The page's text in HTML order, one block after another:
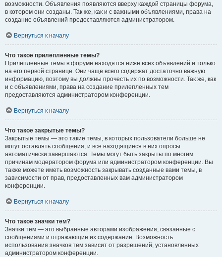
возможности. Объявления появляются вверху каждой страницы форума,
в котором они созданы. Так же, как и с важными объявлениями, права на
создание объявлений предоставляются администратором.
Вернуться к началу
Что такое прилепленные темы?
Прилепленные темы в форуме находятся ниже всех объявлений и только
на его первой странице. Они чаще всего содержат достаточно важную
информацию, поэтому вы должны прочесть их по возможности. Так же, как
и с объявлениями, права на создание прилепленных тем
предоставляются администратором конференции.
Вернуться к началу
Что такое закрытые темы?
Закрытые темы — это такие темы, в которых пользователи больше не
могут оставлять сообщения, и все находящиеся в них опросы
автоматически завершаются. Темы могут быть закрыты по многим
причинам модератором форума или администратором конференции. Вы
также можете иметь возможность закрывать созданные вами темы, в
зависимости от прав, предоставленных вам администратором
конференции.
Вернуться к началу
Что такое значки тем?
Значки тем — это выбранные авторами изображения, связанные с
сообщениями и отражающие их содержание. Возможность
использования значков тем зависит от разрешений, установленных
администратором конференции.